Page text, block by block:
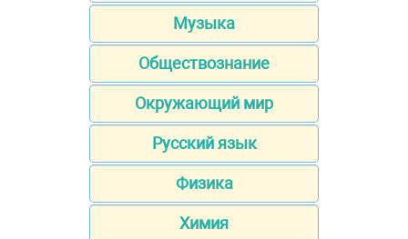
Музыка
Обществознание
Окружающий мир
Русский язык
Физика
Химия